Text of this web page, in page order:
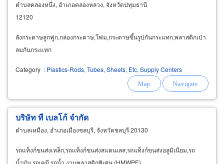
ตำบลคลองหนึ่ง, อำเภอคลองหลวง, จังหวัดปทุมธานี
12120
ลังกระดาษลูกฟูก,กล่องกระดาษ,โฟม,กระดาษขึ้นรูปกันกระแทก,พลาสติกเป่า
ลมกันกระแทก
Category : Plastics-Rods, Tubes, Sheets, Etc, Supply Centers
บริษัท ที เบลโก้ จำกัด
ตำบลเหมือง, อำเภอเมืองชลบุรี, จังหวัดชลบุรี 20130
รถแท็งก์ขนส่งเหล็ก,รถแท็งก์ขนส่งสแตนเลส,รถแท็งก์ขนส่งอลูมิเนียม,รถ
น้ำมัน,รถเคมี,รถน้ำ,งานพลาสติกพิเศษ (HMWPE)